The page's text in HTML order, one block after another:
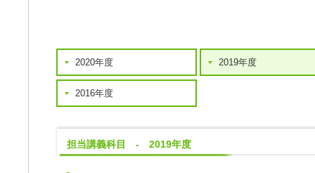
2020年度 2019年度
2016年度
担当講義科目 - 2019年度